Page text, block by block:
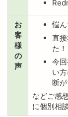
お
客
様
の
声
悩
直
た！
今
い
断
などご感
に個別相